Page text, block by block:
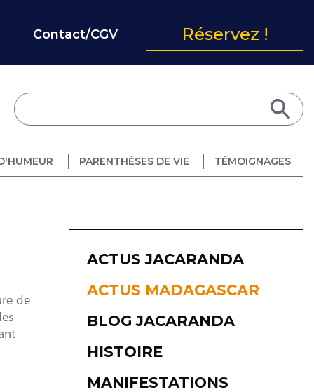
Contact/CGV Réservez !
PARENTHÈSES DE VIE TÉMOIGNAGES
de
ACTUS JACARANDA
ACTUS MADAGASCAR
BLOG JACARANDA
HISTOIRE
MANIFESTATIONS